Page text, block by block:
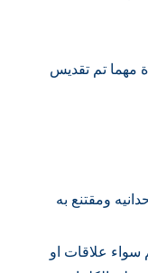
تم تقديس
به
علاقات او